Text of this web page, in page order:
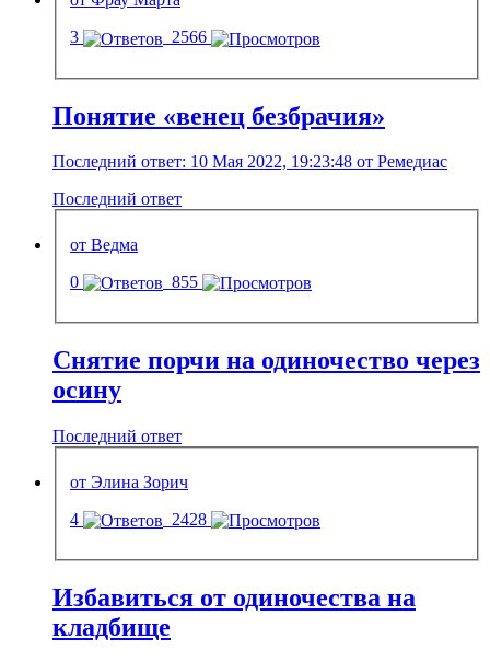
3
2566
Понятие «венец безбрачия»
Последний ответ: 10 Мая 2022, 19:23:48 от Ремедиас
Последний ответ
от Ведма
0
855
Снятие порчи на одиночество через
осину
Последний ответ
от Элина Зорич
4
2428
Избавиться от одиночества на
кладбище